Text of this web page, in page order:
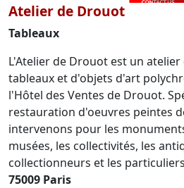
Atelier de Drouot
Tableaux
L'Atelier de Drouot est un
tableaux et d'objets d'art
l'Hôtel des Ventes de Drouot.
restauration d'oeuvres peintes
intervenons pour les
musées, les collectivités, les
collectionneurs et les
75009 Paris